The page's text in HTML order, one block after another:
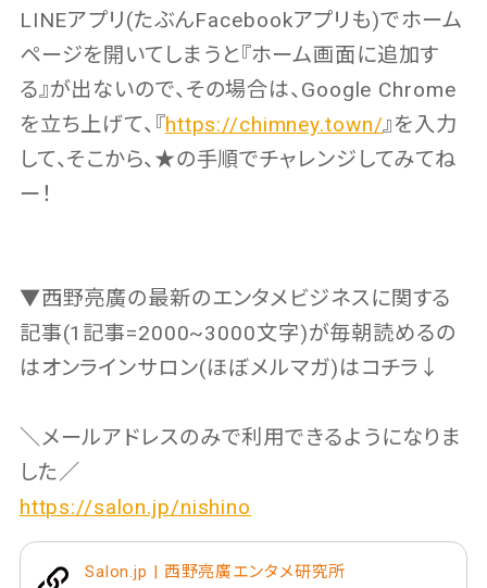
LINEアプリ(たぶんFacebookアプリも)でホーム
ページを開いてしまうと『ホーム画面に追加す
る』が出ないので、その場合は、Google Chrome
を立ち上げて、『https://chimney.town/』を入力
して、そこから、★の手順でチャレンジしてみてね
ー！
▼西野亮廣の最新のエンタメビジネスに関する
記事(1記事=2000~3000文字)が毎朝読めるの
はオンラインサロン(ほぼメルマガ)はコチラ↓
＼メールアドレスのみで利用できるようになりま
した／
https://salon.jp/nishino
Salon.jp | 西野亮廣エンタメ研究所